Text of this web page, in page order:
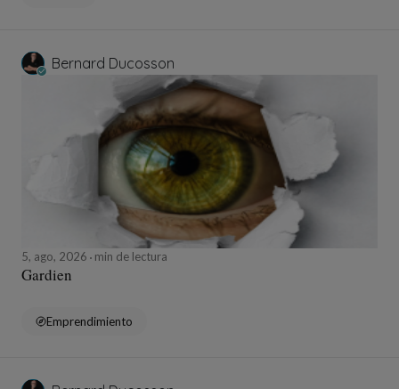
Bernard Ducosson
5, ago, 2026 min de lectura
Gardien
Emprendimiento